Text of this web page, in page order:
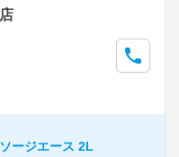
ージエース 2L